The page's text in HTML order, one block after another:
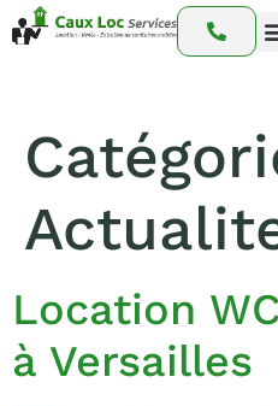
Location
à Versailles